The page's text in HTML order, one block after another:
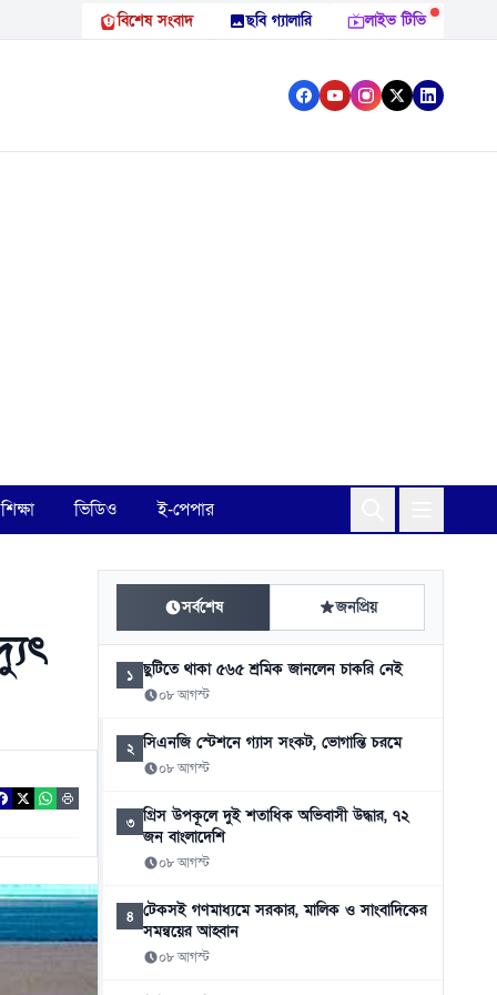
বিশেষ সংবাদ ছবি গ্যালারি লাইভ টিভি
শিক্ষা ভিডিও ই-পেপার
সর্বশেষ জনপ্রিয়
১ ছুটিতে থাকা ৫৬৫ শ্রমিক জানলেন চাকরি নেই
০৮ আগস্ট
২ সিএনজি স্টেশনে গ্যাস সংকট, ভোগান্তি চরমে
০৮ আগস্ট
৩ গ্রিস উপকূলে দুই শতাধিক অভিবাসী উদ্ধার, ৭২
জন বাংলাদেশি
০৮ আগস্ট
৪ টেকসই গণমাধ্যমে সরকার, মালিক ও সাংবাদিকের
সমন্বয়ের আহ্বান
০৮ আগস্ট